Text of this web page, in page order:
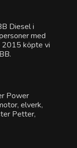
Diesel i
med
2015 köpte vi
Power
elverk,
Petter,